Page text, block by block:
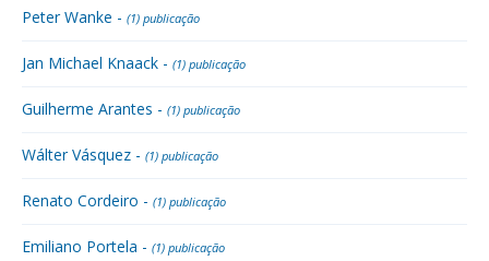
Peter Wanke - (1) publicação
Jan Michael Knaack - (1) publicação
Guilherme Arantes - (1) publicação
Wálter Vásquez - (1) publicação
Renato Cordeiro - (1) publicação
Emiliano Portela - (1) publicação